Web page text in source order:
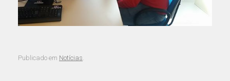
Publicado em Notícias